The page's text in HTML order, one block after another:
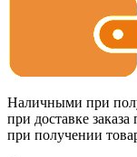
Наличными при
при доставке
при получении